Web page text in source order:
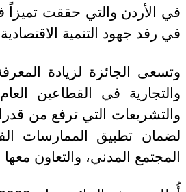
في الأردن والتي حققت تميزاً
في رفد جهود التنمية
وتسعى الجائزة لزيادة
والتجارية في القطاعين
والتشريعات التي ترفع من
لضمان تطبيق الممارسات
المجتمع المدني، والتعاون